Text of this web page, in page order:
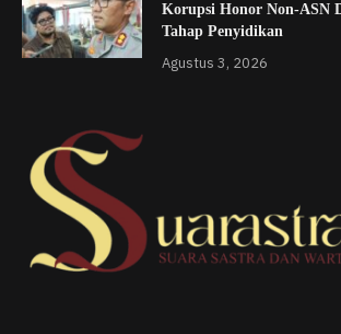
Korupsi Honor Non-ASN
Tahap Penyidikan
Agustus 3, 2026